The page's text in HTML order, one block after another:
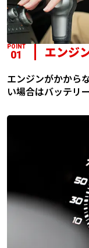
POINT
01 エンジ
エンジンがかから
い場合はバッテリ